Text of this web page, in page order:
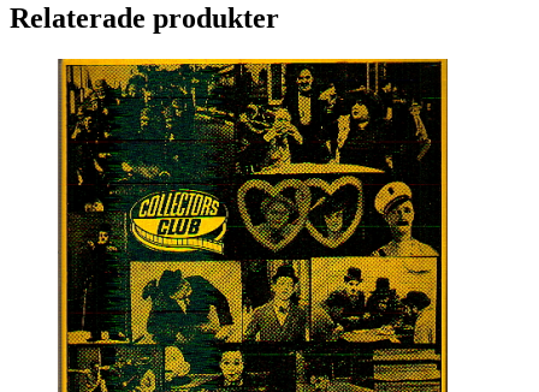
Relaterade produkter